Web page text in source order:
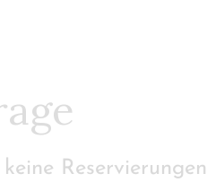
keine Reservierungen